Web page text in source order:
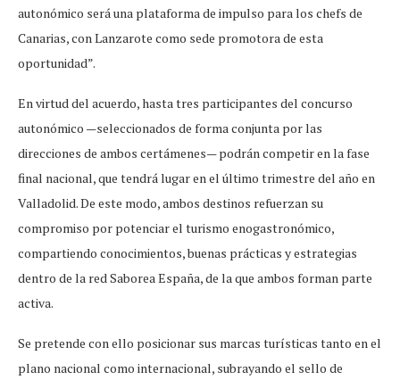
autonómico será una plataforma de impulso para los chefs de
Canarias, con Lanzarote como sede promotora de esta
oportunidad”.
En virtud del acuerdo, hasta tres participantes del concurso
autonómico —seleccionados de forma conjunta por las
direcciones de ambos certámenes— podrán competir en la fase
final nacional, que tendrá lugar en el último trimestre del año en
Valladolid. De este modo, ambos destinos refuerzan su
compromiso por potenciar el turismo enogastronómico,
compartiendo conocimientos, buenas prácticas y estrategias
dentro de la red Saborea España, de la que ambos forman parte
activa.
Se pretende con ello posicionar sus marcas turísticas tanto en el
plano nacional como internacional, subrayando el sello de